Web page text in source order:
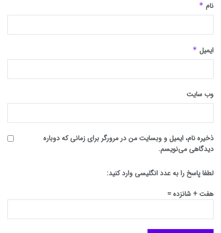
نام *
ایمیل *
وب‌ سایت
ذخیره نام، ایمیل و وبسایت من در مرورگر برای زمانی که دوباره
دیدگاهی می‌نویسم.
لطفا پاسخ را به عدد انگلیسی وارد کنید:
هفت + شانزده =